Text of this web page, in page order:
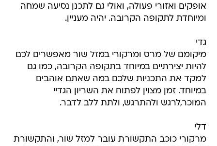
אופקים ואזורי פעולה, ואולי גם לתכנן נסיעה שמחה
ומיוחדת לתקופה הקרובה. יהיה מעניין.
גדי
מיקומם של מרס ומרקורי במזל שור מאפשרים לכם
להיות יצירתיים במיוחד בתקופה הקרובה, כמו גם
למקד את התכניות שלכם במה שאתם אוהבים
במיוחד. זמן מצוין לפתוח את השריון הגדיי
המוכר,לרגש ולהתרגש, ולתת ללב לדבר.
דלי
מרקורי כוכב התקשורת עובר למזל שור, והתקשורת